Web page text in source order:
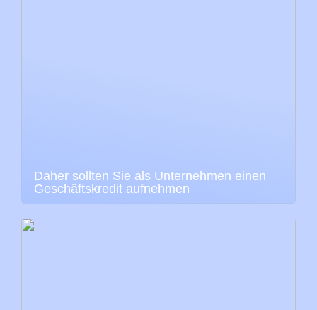
Daher sollten Sie als Unternehmen einen
Geschäftskredit aufnehmen